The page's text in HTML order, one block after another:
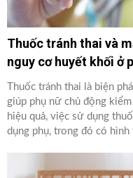
Thuốc tránh thai và
nguy cơ huyết khối ở
Thuốc tránh thai là biện
giúp phụ nữ chủ động
hiệu quả, việc sử dụng
dụng phụ, trong đó có hình